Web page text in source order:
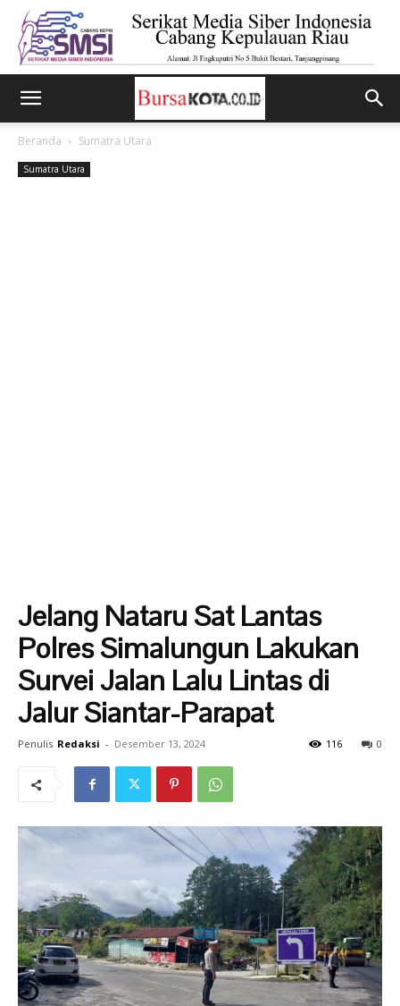
Beranda Sumatra Utara
Sumatra Utara
Jelang Nataru Sat Lantas
Polres Simalungun Lakukan
Survei Jalan Lalu Lintas di
Jalur Siantar-Parapat
Penulis Redaksi - Desember 13, 2024 0
116